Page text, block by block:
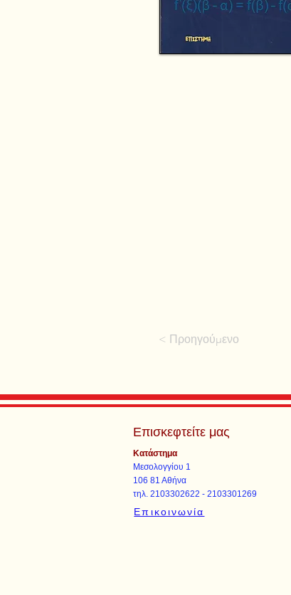
< Προηγούμενο
Επισκεφτείτε μας
Κατάστημα
Μεσολογγίου 1
106 81 Αθήνα
τηλ. 2103302622 - 2103301269
Επικοινωνία